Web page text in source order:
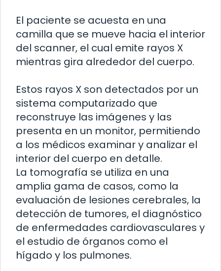
El paciente se acuesta en una
camilla que se mueve hacia el interior
del scanner, el cual emite rayos X
mientras gira alrededor del cuerpo.
Estos rayos X son detectados por un
sistema computarizado que
reconstruye las imágenes y las
presenta en un monitor, permitiendo
a los médicos examinar y analizar el
interior del cuerpo en detalle.
La tomografía se utiliza en una
amplia gama de casos, como la
evaluación de lesiones cerebrales, la
detección de tumores, el diagnóstico
de enfermedades cardiovasculares y
el estudio de órganos como el
hígado y los pulmones.